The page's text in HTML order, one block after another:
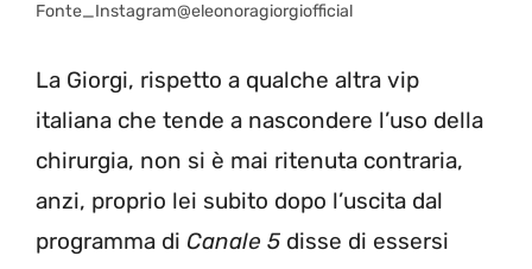
Fonte_Instagram@eleonoragiorgiofficial
La Giorgi, rispetto a qualche altra vip
italiana che tende a nascondere l’uso della
chirurgia, non si è mai ritenuta contraria,
anzi, proprio lei subito dopo l’uscita dal
programma di Canale 5 disse di essersi